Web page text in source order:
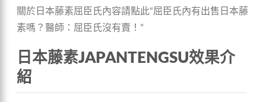
關於日本藤素屈臣氏內容請點此“屈臣氏內有出售日本藤
素嗎？醫師：屈臣氏沒有賣！”
日本藤素JAPANTENGSU效果介
紹